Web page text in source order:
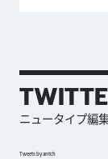
ニュータイプ編
Tweets by antch